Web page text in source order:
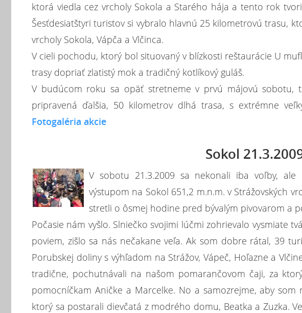
ktorá viedla cez vrcholy Sokola a Starého hája a tento rok
Šesťdesiatštyri turistov si vybralo hlavnú 25 kilometrovú trasu,
vrcholy Sokola, Vápča a Vlčinca.
V cieli pochodu, ktorý bol situovaný v blízkosti reštaurácie U
trasy dopriať zlatistý mok a tradičný kotlíkový guláš.
V budúcom roku sa opäť stretneme v prvú májovú sobotu,
pripravená ďalšia, 50 kilometrov dlhá trasa, s extrémne
Fotogaléria akcie
Sokol
V sobotu 21.3.2009 sa nekonali iba voľby,
výstupom na Sokol 651,2 m.n.m. v Strážovských
stretli o ôsmej hodine pred bývalým pivovarom a
Počasie nám vyšlo. Slniečko svojimi lúčmi zohrievalo vysmiate
poviem, zišlo sa nás nečakane veľa. Ak som dobre rátal, 39
Porubskej doliny s výhľadom na Strážov, Vápeč, Hoľazne a
tradične, pochutnávali na našom pomarančovom čaji, za
pomocníčkam Aničke a Marcelke. No a samozrejme, aby
ktorý sa postarali dievčatá z modrého domu, Beatka a Zuzka.